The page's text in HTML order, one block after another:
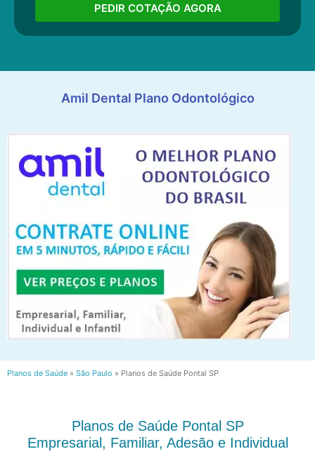
PEDIR COTAÇÃO AGORA
Amil Dental Plano Odontológico
Planos de Saúde » São Paulo » Planos de Saúde Pontal SP
Planos de Saúde Pontal SP
Empresarial, Familiar, Adesão e Individual